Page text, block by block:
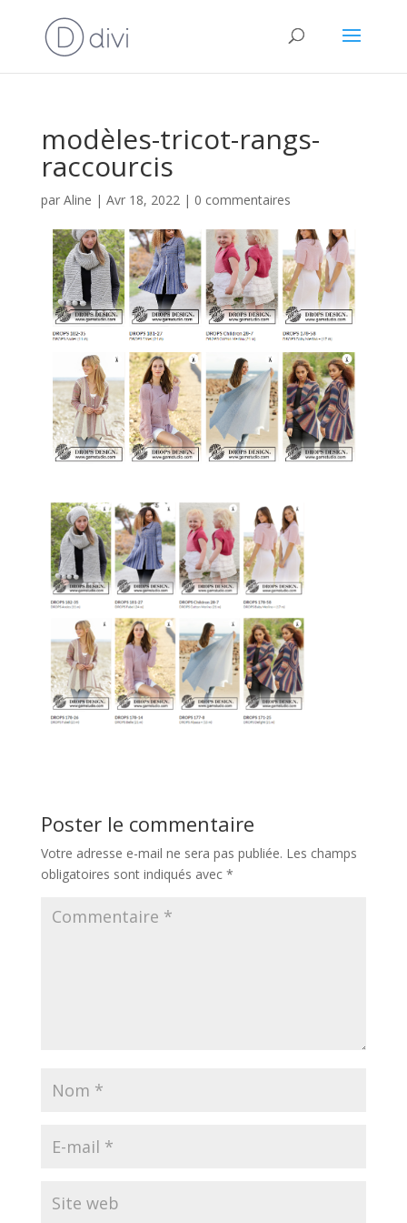
modèles-tricot-rangs-
raccourcis
par Aline | Avr 18, 2022| 0 commentaires
Poster le commentaire
Votre adresse e-mail ne sera pas publiée. Les champs
obligatoires sont indiqués avec *